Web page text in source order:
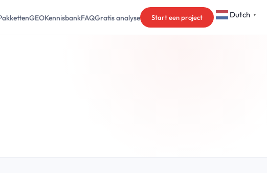
GEOKennisbankFAQGratis analyse Start een project Dutch ▼